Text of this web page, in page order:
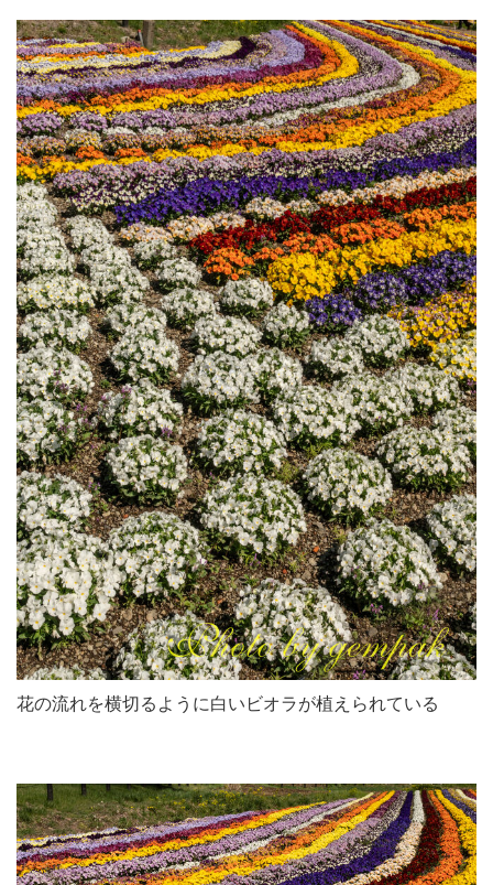
花の流れを横切るように白いビオラが植えられている